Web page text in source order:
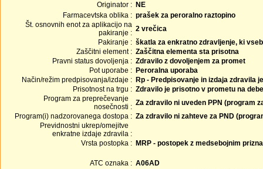
Originator : NE
Farmacevtska oblika : prašek za peroralno raztopino
Št. osnovnih enot za aplikacijo na
pakiranje : 2 vrečica
Pakiranje : škatla za enkratno zdravljenje, ki
Zaščitni element : Zaščitna elementa sta prisotna
Pravni status dovoljenja : Zdravilo z dovoljenjem za promet
Pot uporabe : Peroralna uporaba
Način/režim predpisovanja/izdaje : Rp - Predpisovanje in izdaja zdravila
Prisotnost na trgu : Zdravilo je prisotno v prometu na
Program za preprečevanje
nosečnosti : Za zdravilo ni uveden PPN (program
Program(i) nadzorovanega dostopa : Za zdravilo ni zahteve za PND
Previdnostni ukrep/omejitve
enkratne izdaje zdravila :
Vrsta postopka : MRP - postopek z medsebojnim
ATC oznaka : A06AD